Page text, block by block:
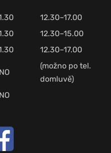
12.30–17.00
12.30–15.00
12.30–17.00
(možno po tel.
domluvě)